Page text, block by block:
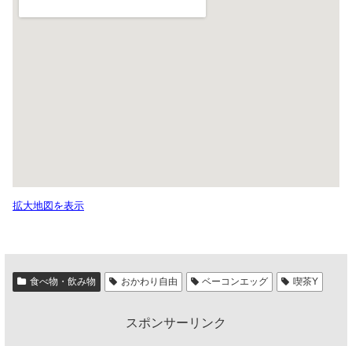
拡大地図を表示
食べ物・飲み物 おかわり自由 ベーコンエッグ 喫茶Y
スポンサーリンク